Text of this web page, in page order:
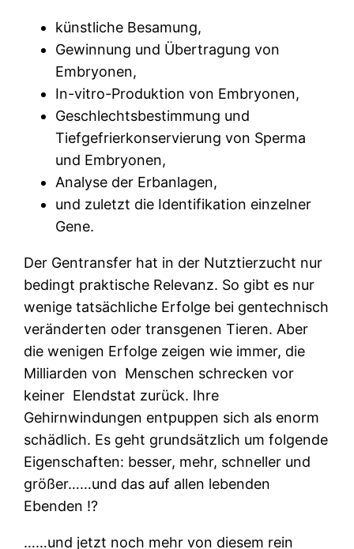
künstliche Besamung,
Gewinnung und Übertragung von
Embryonen,
In-vitro-Produktion von Embryonen,
Geschlechtsbestimmung und
Tiefgefrierkonservierung von Sperma
und Embryonen,
Analyse der Erbanlagen,
und zuletzt die Identifikation einzelner
Gene.
Der Gentransfer hat in der Nutztierzucht nur
bedingt praktische Relevanz. So gibt es nur
wenige tatsächliche Erfolge bei gentechnisch
veränderten oder transgenen Tieren. Aber
die wenigen Erfolge zeigen wie immer, die
Milliarden von Menschen schrecken vor
keiner Elendstat zurück. Ihre
Gehirnwindungen entpuppen sich als enorm
schädlich. Es geht grundsätzlich um folgende
Eigenschaften: besser, mehr, schneller und
größer……und das auf allen lebenden
Ebenden !?
……und jetzt noch mehr von diesem rein